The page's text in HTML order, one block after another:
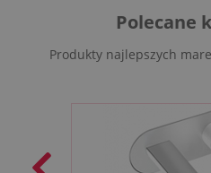
Polecane
Produkty najlepszych